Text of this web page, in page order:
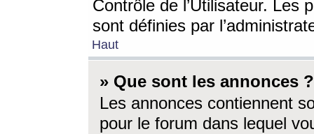
Contrôle de l’Utilisateur. Les
sont définies par
Haut
» Que sont les annonces ?
Les annonces contiennent
pour le forum dans lequel